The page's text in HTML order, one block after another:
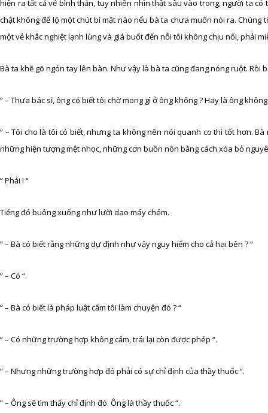
hiện ra tất cả vẻ bình thản, tuy nhiên nhìn thật sâu vào trong, người ta
chặt không để lộ một chút bí mật nào nếu bà ta chưa muốn nói ra.
một vẻ khắc nghiệt lạnh lùng và giá buốt đến nỗi tôi không chịu nổi, phải
Bà ta khẽ gõ ngón tay lên bàn. Như vậy là bà ta cũng đang nóng ruột. Rồi
” – Thưa bác sĩ, ông có biết tôi chờ mong gì ở ông không ? Hay là ông không
” – Tôi cho là tôi có biết, nhưng ta không nên nói quanh co thì tốt hơn.
những hiện tượng mệt nhọc, những cơn buồn nôn bằng cách xóa bỏ
” Phải ! “
Tiếng đó buông xuống như lưỡi dao máy chém.
” – Bà có biết rằng những dự định như vậy nguy hiểm cho cả hai bên ? “
” – Có “.
” – Bà có biết là pháp luật cấm tôi làm chuyện đó ? “
” – Có những trường hợp không cấm, trái lại còn được phép “.
” – Nhưng những trường hợp đó phải có sự chỉ định của thầy thuốc “.
” – Ông sẽ tìm thấy chỉ định đó. Ông là thầy thuốc “.